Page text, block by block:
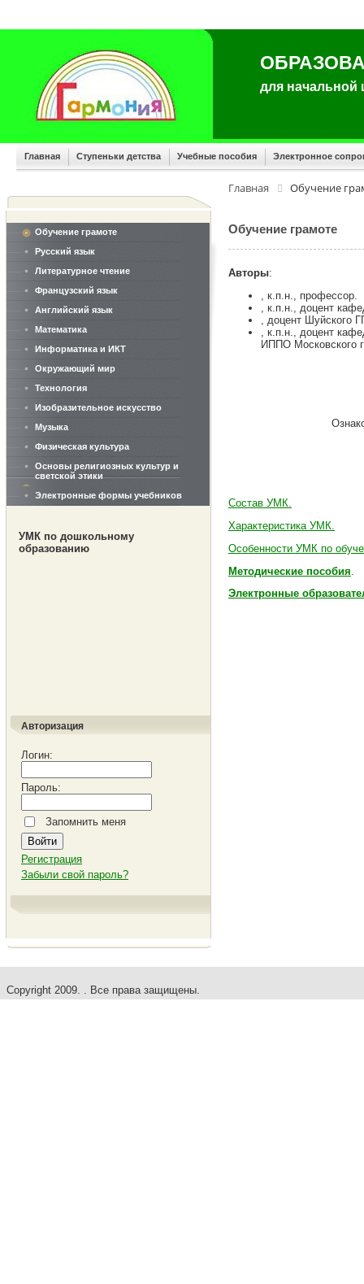
для
Главная Ступеньки детства Учебные пособия Электронное
Обучение грамоте
Русский язык
Литературное чтение
Французский язык
Английский язык
Математика
Информатика и ИКТ
Окружающий мир
Технология
Изобразительное искусство
Музыка
Физическая культура
Основы религиозных культур и
светской этики
Электронные формы учебников
УМК по дошкольному
образованию
Авторизация
Логин:
Пароль:
Запомнить меня
Регистрация
Забыли свой пароль?
Главная Обучение
Обучение грамоте
Авторы:
, к.п.н., профессор.
, к.п.н., доцент
, доцент Шуйского
, к.п.н., доцент
ИППО Московского
Состав УМК.
Характеристика УМК.
Особенности УМК по
Методические пособия
Электронные
Copyright 2009. . Все права защищены.